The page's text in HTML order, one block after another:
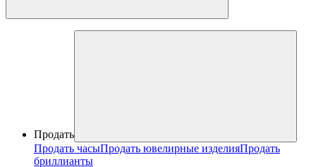
Продать
Продать часыПродать ювелирные изделияПродать
бриллианты